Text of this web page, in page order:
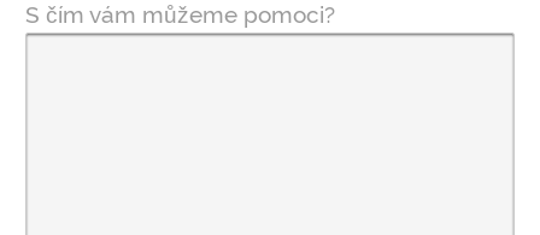
S čím vám můžeme pomoci?